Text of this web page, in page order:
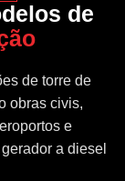
de
de torre de
obras civis,
e
a diesel